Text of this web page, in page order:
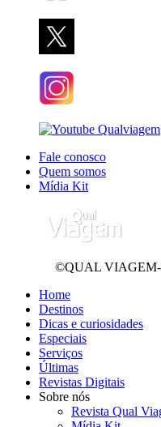
Fale conosco
Quem somos
Mídia Kit
©QUAL VIAGEM-
Home
Destinos
Dicas e curiosidades
Especiais
Serviços
Últimas
Revistas Digitais
Sobre nós
Revista Qual